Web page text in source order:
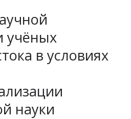
учёных
в условиях
науки